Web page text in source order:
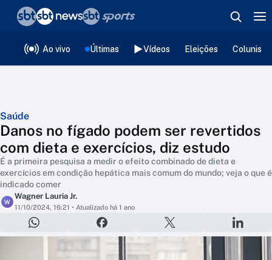
Ao vivo Últimas Vídeos Eleições
Saúde
Danos no fígado podem ser revertidos
com dieta e exercícios, diz estudo
É a primeira pesquisa a medir o efeito combinado de dieta e
exercícios em condição hepática mais comum do mundo; veja o que é
indicado comer
W
Wagner Lauria Jr.
11/10/2024, 16:21 • Atualizado há 1 ano
❮voltar
Editorias